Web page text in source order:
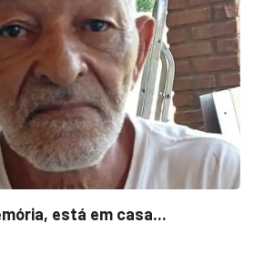
está em casa...